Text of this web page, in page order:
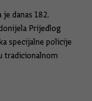
danas 182.
Prijedlog
specijalne policije
tradicionalnom